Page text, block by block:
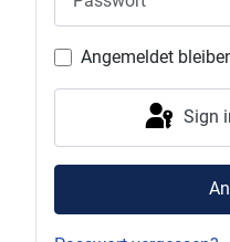
Angemeldet
Sign